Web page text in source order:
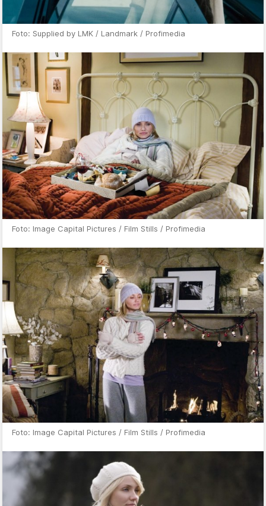
Foto: Supplied by LMK / Landmark / Profimedia
Foto: Image Capital Pictures / Film Stills / Profimedia
Foto: Image Capital Pictures / Film Stills / Profimedia